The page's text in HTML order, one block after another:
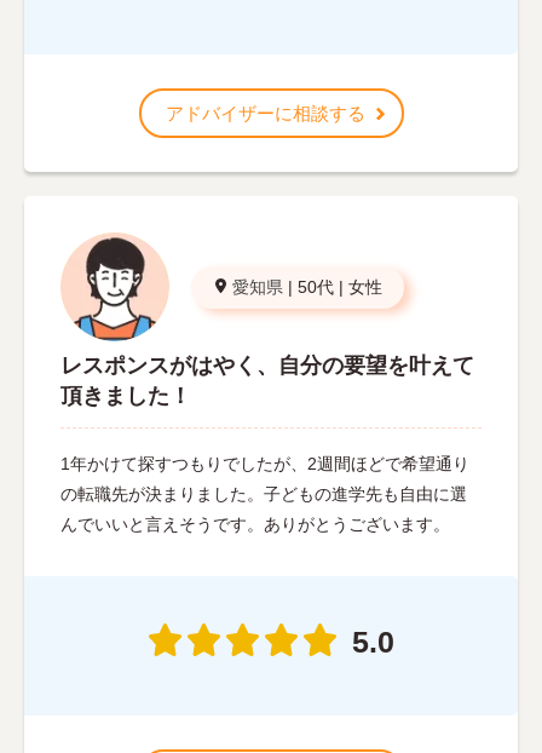
アドバイザーに相談する
愛知県 | 50代 | 女性
レスポンスがはやく、自分の要望を叶えて
頂きました！
1年かけて探すつもりでしたが、2週間ほどで希望通り
の転職先が決まりました。子どもの進学先も自由に選
んでいいと言えそうです。ありがとうございます。
5.0